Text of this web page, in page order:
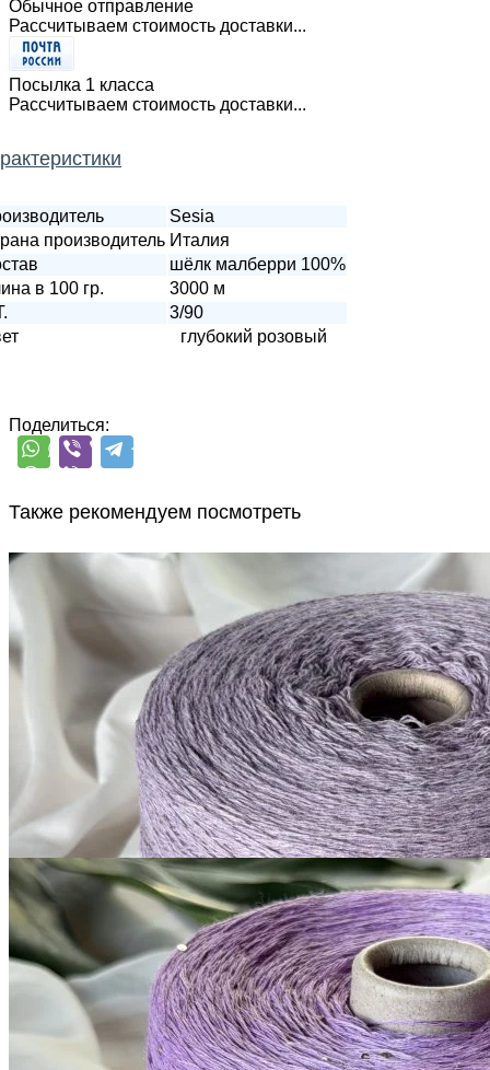
Обычное отправление
Рассчитываем стоимость доставки...
Посылка 1 класса
Рассчитываем стоимость доставки...
Sesia
производитель Италия
шёлк малберри 100%
в 100 гр.
3000 м
3/90
глубокий розовый
Поделиться:
Также рекомендуем посмотреть
В наличии 8110
G&G Filati
Millefili
кашемир 30%, меринос экстрафайн
суперджилонг 70%
750 м/100 гсветло-лавандовый
1 050₽
за 100 г
Купить
В наличии 8995 гр
G&G Filati
Silk Linen
шёлк 30%, лён 70%, пайетки
420 м/100 гсветло-аметистовый
1 300₽
за 100 г